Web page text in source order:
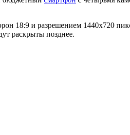
18:9 и разрешением 1440x720
раскрыты позднее.